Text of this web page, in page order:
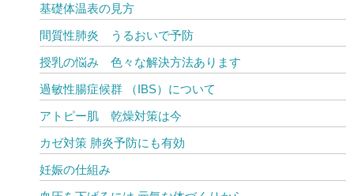
基礎体温表の見方
間質性肺炎 うるおいで予防
授乳の悩み 色々な解決方法あります
過敏性腸症候群 （IBS）について
アトピー肌 乾燥対策は今
カゼ対策 肺炎予防にも有効
妊娠の仕組み